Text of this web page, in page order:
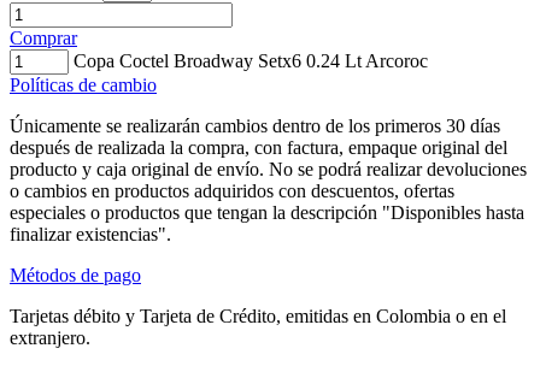
Comprar
Copa Coctel Broadway Setx6 0.24 Lt Arcoroc
Políticas de cambio
Únicamente se realizarán cambios dentro de los primeros 30 días
después de realizada la compra, con factura, empaque original del
producto y caja original de envío. No se podrá realizar devoluciones
o cambios en productos adquiridos con descuentos, ofertas
especiales o productos que tengan la descripción "Disponibles hasta
finalizar existencias".
Métodos de pago
Tarjetas débito y Tarjeta de Crédito, emitidas en Colombia o en el
extranjero.